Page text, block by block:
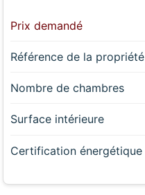
Prix demandé
Référence de la propriété
Nombre de chambres
Surface intérieure
Certification énergétique